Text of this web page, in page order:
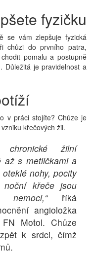
fyzičku
se vám zlepšuje fyzická
chůzi do prvního patra,
pomalu a postupně
Důležitá je pravidelnost a
v práci stojíte? Chůze je
křečových žil.
chronické žilní
až s metličkami a
nohy, pocity
křeče jsou
říká
angioložka
Motol. Chůze
k srdci, čímž